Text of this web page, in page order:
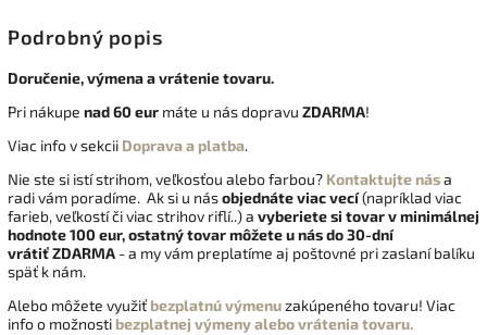
Podrobný popis
Doručenie, výmena a vrátenie tovaru.
Pri nákupe nad 60 eur máte u nás dopravu ZDARMA!
Viac info v sekcii Doprava a platba.
Nie ste si istí strihom, veľkosťou alebo farbou? Kontaktujte nása
radi vám poradíme. Ak si u násobjednáte viac vecí(napríklad viac
farieb, veľkostí či viac strihov riflí..) a vyberiete si tovar v minimálnej
hodnote 100 eur, ostatný tovar môžete u nás do 30-dní
vrátiťZDARMA - a my vám preplatíme aj poštovné pri zaslaní balíku
späť k nám.
Alebo môžete využiť bezplatnú výmenuzakúpeného tovaru! Viac
info o možnosti bezplatnej výmeny alebo vrátenia tovaru.